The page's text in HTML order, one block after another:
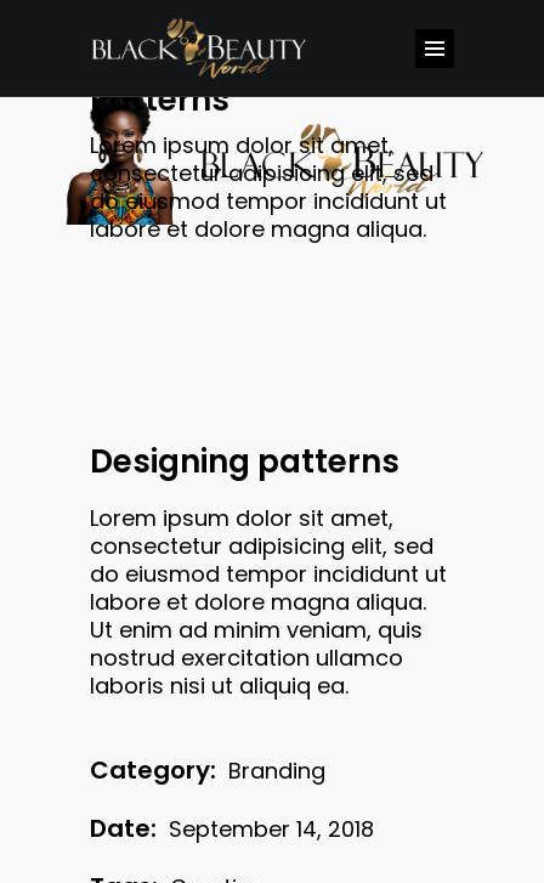
Patterns
Lorem ipsum dolor sit amet,
consectetur adipisicing elit, sed
do eiusmod tempor incididunt ut
labore et dolore magna aliqua.
Designing patterns
Lorem ipsum dolor sit amet,
consectetur adipisicing elit, sed
do eiusmod tempor incididunt ut
labore et dolore magna aliqua.
Ut enim ad minim veniam, quis
nostrud exercitation ullamco
laboris nisi ut aliquiq ea.
Category: Branding
Date: September 14, 2018